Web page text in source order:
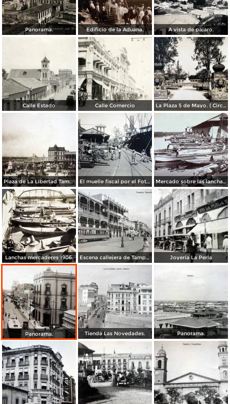
Panorama. Edificio de la Aduana. A vista de pajaro.
Calle Estado Calle Comercio La Plaza 5 de Mayo. ( Circulada el 28 de Abril de 1939 ).
Plaza de La Libertad Tampico, Tamaulipas ( Circulada el 7 de Marzo de 1921 ). El muelle fiscal por el Fotógrafo Félix Miret. Mercado sobre las lanchas.
Lanchas mercaderes 1906. Escena callejera de Tampico, Tamaulipas 1923. Joyería La Perla
Panorama. Tienda Las Novedades. Panorama.